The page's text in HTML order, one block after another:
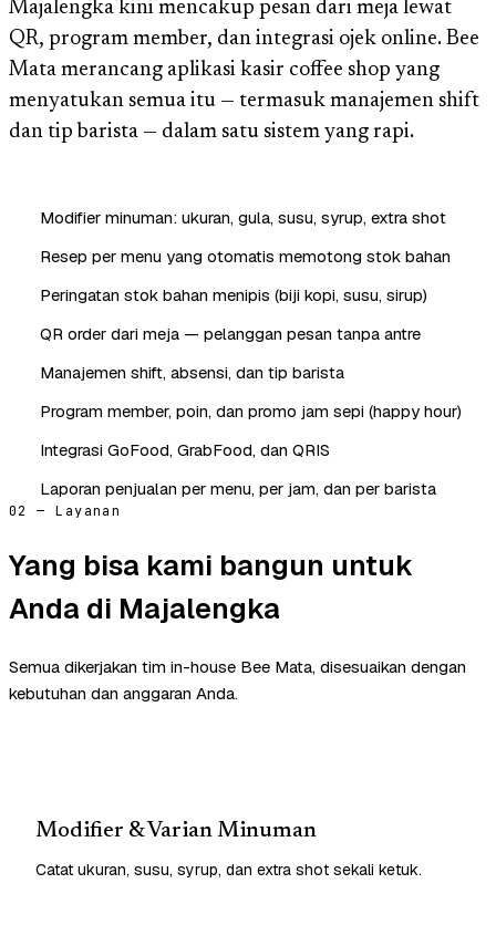
Majalengka kini mencakup pesan dari meja lewat
QR, program member, dan integrasi ojek online. Bee
Mata merancang aplikasi kasir coffee shop yang
menyatukan semua itu — termasuk manajemen shift
dan tip barista — dalam satu sistem yang rapi.
Modifier minuman: ukuran, gula, susu, syrup, extra shot
Resep per menu yang otomatis memotong stok bahan
Peringatan stok bahan menipis (biji kopi, susu, sirup)
QR order dari meja — pelanggan pesan tanpa antre
Manajemen shift, absensi, dan tip barista
Program member, poin, dan promo jam sepi (happy hour)
Integrasi GoFood, GrabFood, dan QRIS
Laporan penjualan per menu, per jam, dan per barista
02 — Layanan
Yang bisa kami bangun untuk
Anda di Majalengka
Semua dikerjakan tim in-house Bee Mata, disesuaikan dengan
kebutuhan dan anggaran Anda.
Modifier & Varian Minuman
Catat ukuran, susu, syrup, dan extra shot sekali ketuk.